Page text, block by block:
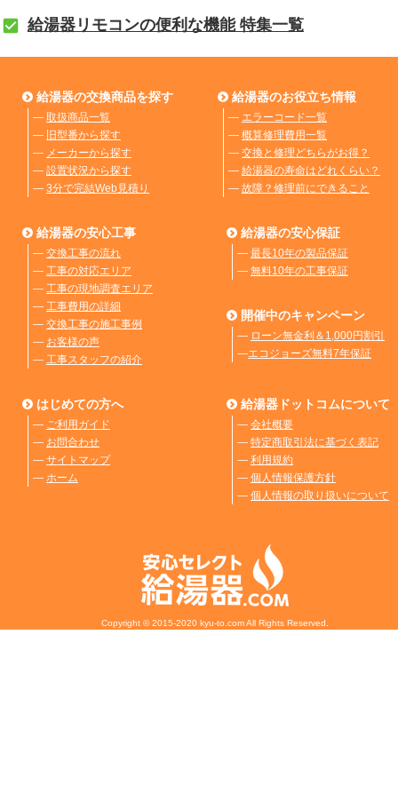
給湯器リモコンの便利な機能 特集一覧
給湯器の交換商品を探す
― 取扱商品一覧
― 旧型番から探す
― メーカーから探す
― 設置状況から探す
― 3分で完結Web見積り
給湯器のお役立ち情報
― エラーコード一覧
― 概算修理費用一覧
― 交換と修理どちらがお得？
― 給湯器の寿命はどれくらい？
― 故障？修理前にできること
給湯器の安心工事
― 交換工事の流れ
― 工事の対応エリア
― 工事の現地調査エリア
― 工事費用の詳細
― 交換工事の施工事例
― お客様の声
― 工事スタッフの紹介
給湯器の安心保証
― 最長10年の製品保証
― 無料10年の工事保証
開催中のキャンペーン
― ローン無金利＆1,000円割引
―エコジョーズ無料7年保証
はじめての方へ
― ご利用ガイド
― お問合わせ
― サイトマップ
― ホーム
給湯器ドットコムについて
― 会社概要
― 特定商取引法に基づく表記
― 利用規約
― 個人情報保護方針
― 個人情報の取り扱いについて
Copyright © 2015-2020 kyu-to.com All Rights Reserved.